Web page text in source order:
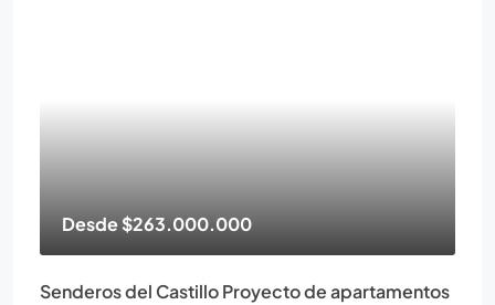
Desde$263.000.000
Senderos del Castillo Proyecto de apartamentos